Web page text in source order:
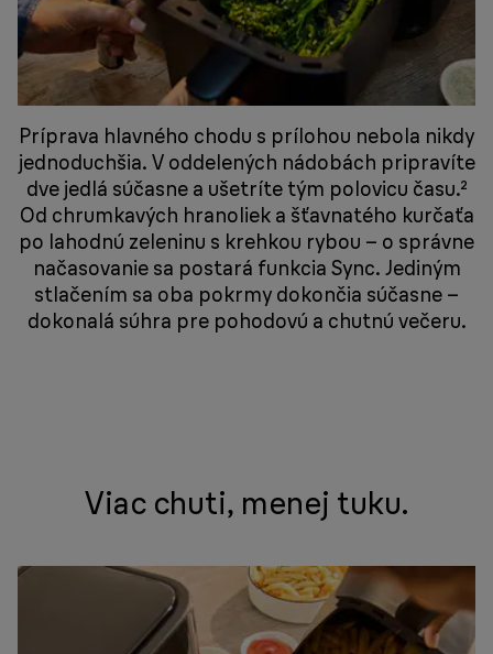
Príprava hlavného chodu s prílohou nebola nikdy
jednoduchšia. V oddelených nádobách pripravíte
dve jedlá súčasne a ušetríte tým polovicu času.²
Od chrumkavých hranoliek a šťavnatého kurčaťa
po lahodnú zeleninu s krehkou rybou – o správne
načasovanie sa postará funkcia Sync. Jediným
stlačením sa oba pokrmy dokončia súčasne –
dokonalá súhra pre pohodovú a chutnú večeru.
Viac chuti, menej tuku.